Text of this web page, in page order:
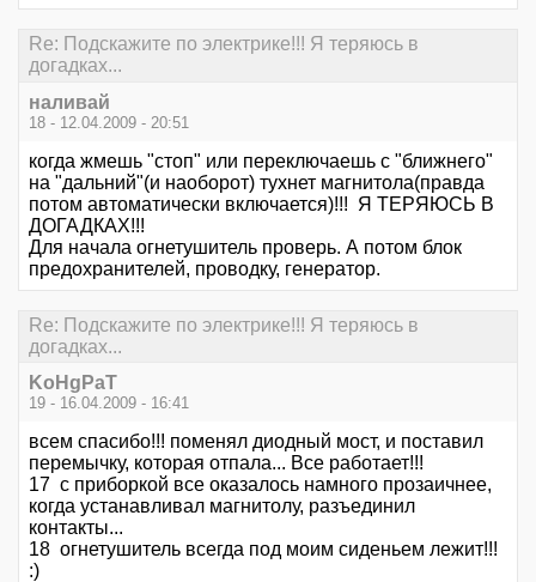
Re: Подскажите по электрике!!! Я теряюсь в
догадках...
наливай
18 - 12.04.2009 - 20:51
когда жмешь "стоп" или переключаешь с "ближнего"
на "дальний"(и наоборот) тухнет магнитола(правда
потом автоматически включается)!!! Я ТЕРЯЮСЬ В
ДОГАДКАХ!!!
Для начала огнетушитель проверь. А потом блок
предохранителей, проводку, генератор.
Re: Подскажите по электрике!!! Я теряюсь в
догадках...
KoHgPaT
19 - 16.04.2009 - 16:41
всем спасибо!!! поменял диодный мост, и поставил
перемычку, которая отпала... Все работает!!!
17 с приборкой все оказалось намного прозаичнее,
когда устанавливал магнитолу, разъединил
контакты...
18 огнетушитель всегда под моим сиденьем лежит!!!
:)